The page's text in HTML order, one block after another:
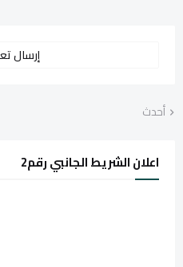
إرسال
أحدث
اعلان الشريط الجانبي رقم2